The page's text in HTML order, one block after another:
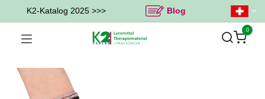
K2-Katalog 2025 >>> Blog
0